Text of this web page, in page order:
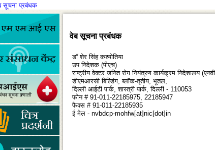
सूचना प्रबंधक
वेब सूचना प्रबंधक
डॉ शेर सिंह कश्योतिया
उप निदेशक (पीएच)
राष्ट्रीय वेक्टर जनित रोग नियंत्रण कार्यक्रम निदेशालय
डीएमआरसी बिल्डिंग, ब्लॉक-तृतीय, भूतल,
दिल्ली आईटी पार्क, शास्त्री पार्क, दिल्ली - 110053
फोन # 91-011-22185975, 22185947
फैक्स # 91-011-22185935
ई मेल - nvbdcp-mohfw[at]nic[dot]in